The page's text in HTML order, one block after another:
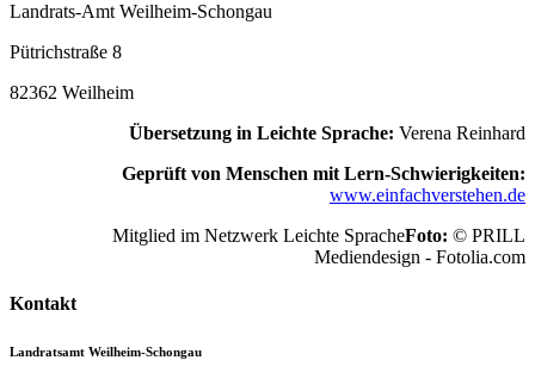
Landrats-Amt Weilheim-Schongau
Pütrichstraße 8
82362 Weilheim
Übersetzung in Leichte Sprache: Verena Reinhard
Geprüft von Menschen mit Lern-Schwierigkeiten:
www.einfachverstehen.de
Mitglied im Netzwerk Leichte SpracheFoto: © PRILL
Mediendesign - Fotolia.com
Kontakt
Landratsamt Weilheim-Schongau